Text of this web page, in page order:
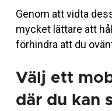
Genom att vidta
mycket lättare att
förhindra att du
Välj ett
där du kan